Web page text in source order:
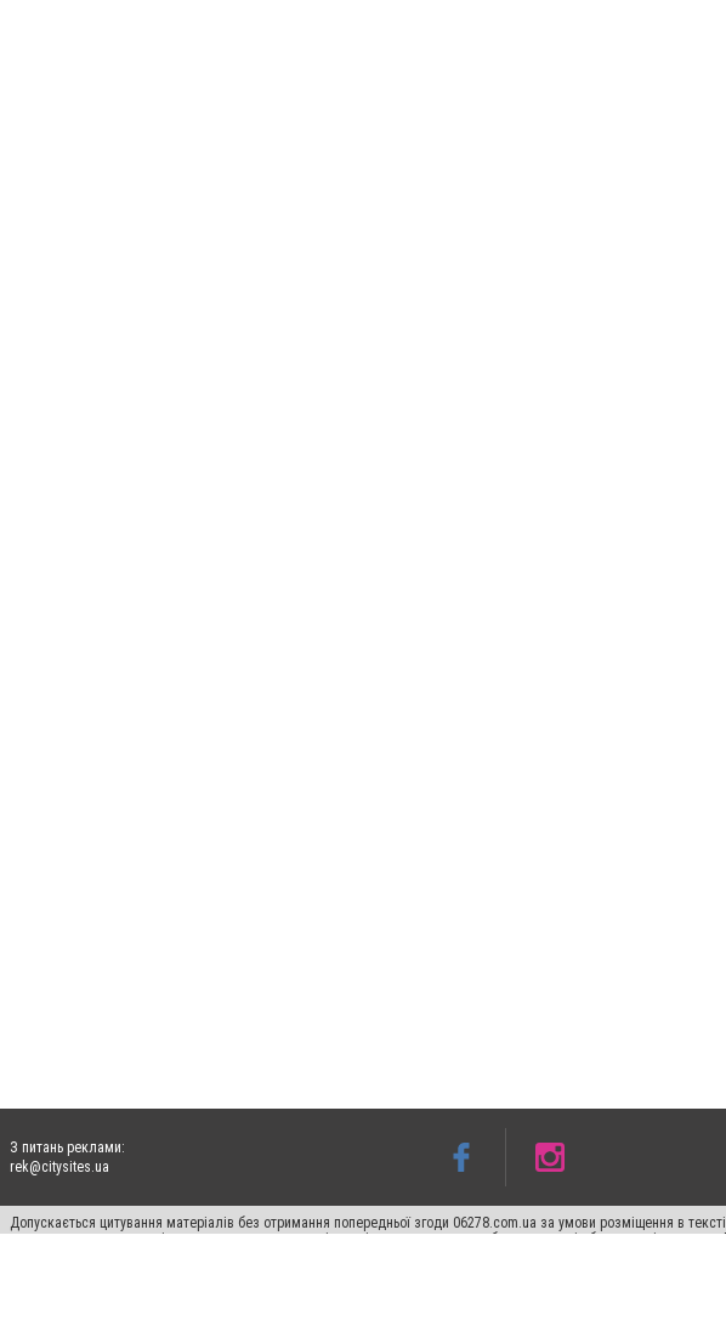
З питань реклами:
rek@citysites.ua
Допускається цитування матеріалів без отримання попередньої згоди 06278.com.ua за умови розміщення в
для пошукових систем гіперпосилання на цитовані статті не нижче другого абзацу в тексті або в якості